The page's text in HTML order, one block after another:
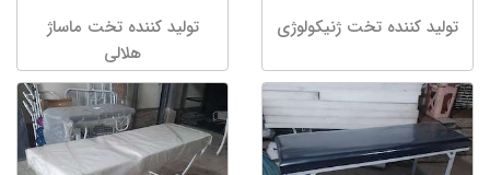
تولید کننده تخت ژنیکولوژی
تولید کننده تخت ماساژ
هلالی